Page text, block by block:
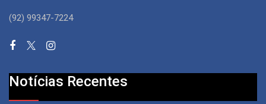
(92) 99347-7224
Notícias Recentes